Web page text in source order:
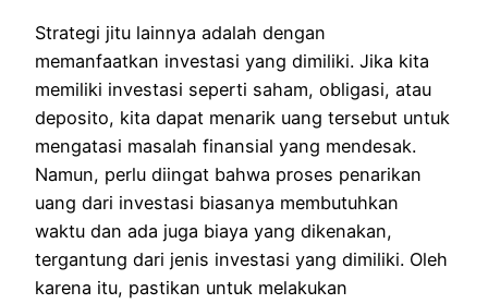
Strategi jitu lainnya adalah dengan
memanfaatkan investasi yang dimiliki. Jika kita
memiliki investasi seperti saham, obligasi, atau
deposito, kita dapat menarik uang tersebut untuk
mengatasi masalah finansial yang mendesak.
Namun, perlu diingat bahwa proses penarikan
uang dari investasi biasanya membutuhkan
waktu dan ada juga biaya yang dikenakan,
tergantung dari jenis investasi yang dimiliki. Oleh
karena itu, pastikan untuk melakukan